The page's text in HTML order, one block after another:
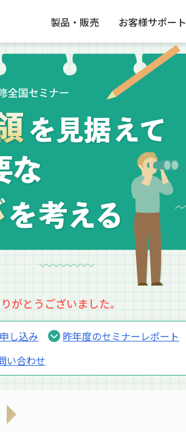
製品・販売 お客様サポート
がとうございました。
し込み
昨年度のセミナーレポート
い合わせ